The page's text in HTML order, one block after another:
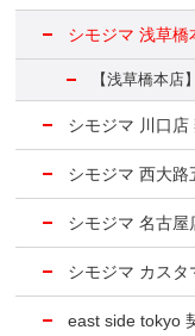
シモジマ 浅草
【浅草橋本
シモジマ 川口
シモジマ 西大
シモジマ 名古
east side tokyo